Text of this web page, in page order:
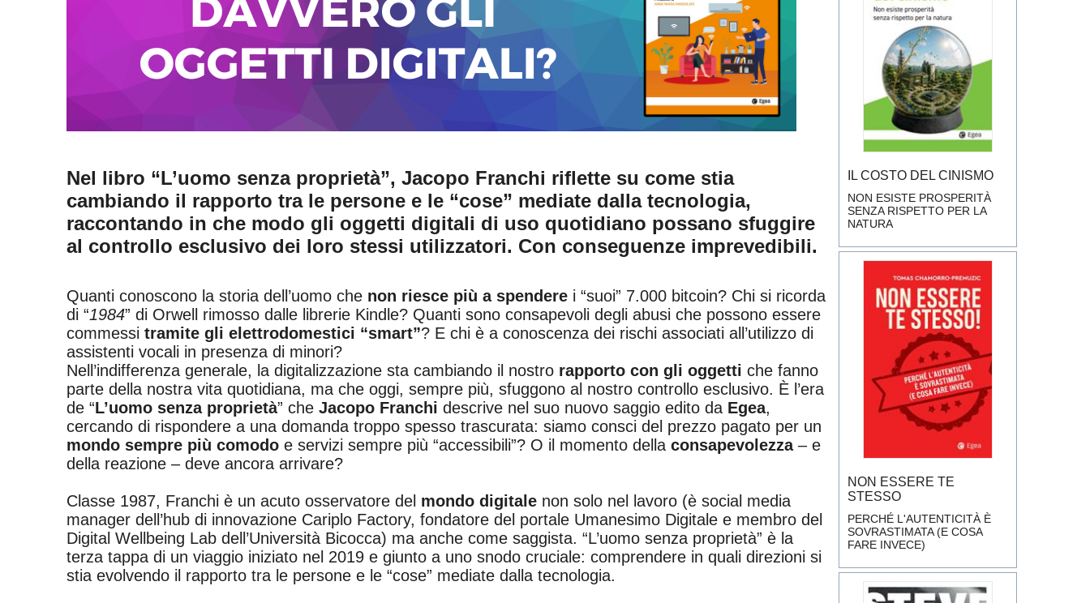
Nel libro “L’uomo senza proprietà”, Jacopo Franchi riflette su come stia
cambiando il rapporto tra le persone e le “cose” mediate dalla tecnologia,
raccontando in che modo gli oggetti digitali di uso quotidiano possano sfuggire
al controllo esclusivo dei loro stessi utilizzatori. Con conseguenze imprevedibili.
Quanti conoscono la storia dell’uomo che non riesce più a spendere i “suoi” 7.000 bitcoin? Chi si ricorda
di “1984” di Orwell rimosso dalle librerie Kindle? Quanti sono consapevoli degli abusi che possono essere
commessi tramite gli elettrodomestici “smart”? E chi è a conoscenza dei rischi associati all’utilizzo di
assistenti vocali in presenza di minori?
Nell’indifferenza generale, la digitalizzazione sta cambiando il nostro rapporto con gli oggetti che fanno
parte della nostra vita quotidiana, ma che oggi, sempre più, sfuggono al nostro controllo esclusivo. È l’era
de “L’uomo senza proprietà” che Jacopo Franchi descrive nel suo nuovo saggio edito da Egea,
cercando di rispondere a una domanda troppo spesso trascurata: siamo consci del prezzo pagato per un
mondo sempre più comodo e servizi sempre più “accessibili”? O il momento della consapevolezza – e
della reazione – deve ancora arrivare?
Classe 1987, Franchi è un acuto osservatore del mondo digitale non solo nel lavoro (è social media
manager dell’hub di innovazione Cariplo Factory, fondatore del portale Umanesimo Digitale e membro del
Digital Wellbeing Lab dell’Università Bicocca) ma anche come saggista. “L’uomo senza proprietà” è la
terza tappa di un viaggio iniziato nel 2019 e giunto a uno snodo cruciale: comprendere in quali direzioni si
stia evolvendo il rapporto tra le persone e le “cose” mediate dalla tecnologia.
IL COSTO DEL CINISMO
NON ESISTE PROSPERITÀ
SENZA RISPETTO PER LA
NATURA
NON ESSERE TE
STESSO
PERCHÉ L'AUTENTICITÀ È
SOVRASTIMATA (E COSA
FARE INVECE)